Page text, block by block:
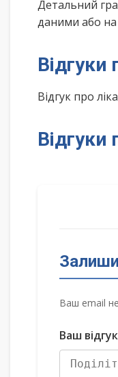
Детальний
даними або на
Відгуки
Відгук про
Відгуки
Ваш email
Ваш відгук